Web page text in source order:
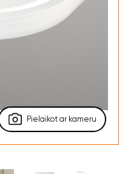
Pielaikot ar kameru